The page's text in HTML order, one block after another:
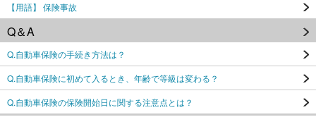
【用語】 保険事故
Q＆A
Q.自動車保険の手続き方法は？
Q.自動車保険に初めて入るとき、年齢で等級は変わる？
Q.自動車保険の保険開始日に関する注意点とは？